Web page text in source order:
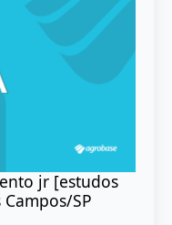
jr [estudos
SP